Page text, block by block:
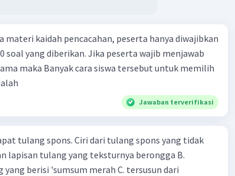
susu lainnya, serta berperan dalam
pH di dalam usus.
dan seimbang sangat penting untuk menjaga
sistem kekebalan tubuh, dan metabolisme
materi kaidah pencacahan, peserta hanya diwajibkan
soal yang diberikan. Jika peserta wajib menjawab
maka Banyak cara siswa tersebut untuk memilih
Jawaban terverifikasi
tulang spons. Ciri dari tulang spons yang tidak
lapisan tulang yang teksturnya berongga B.
berisi 'sumsum merah C. tersusun dari